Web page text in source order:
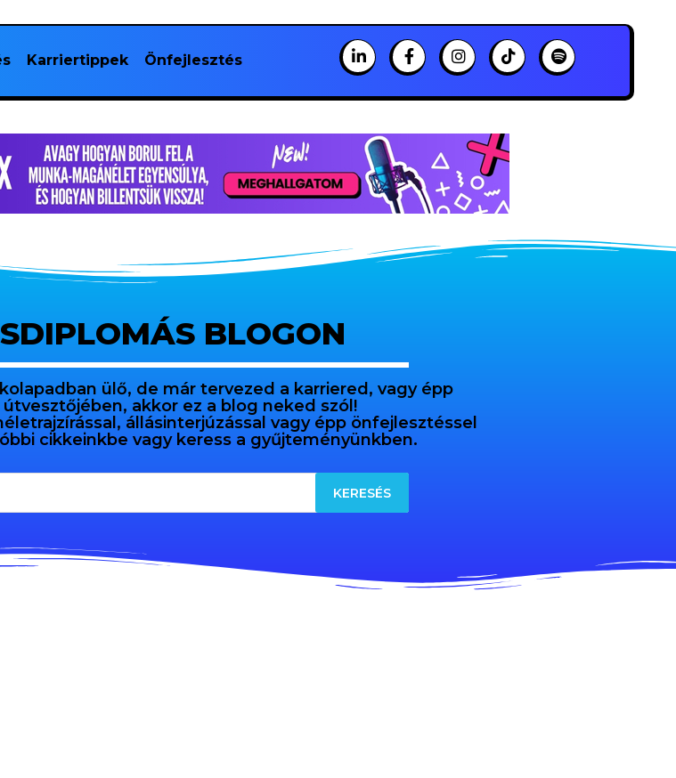
Karriertippek Önfejlesztés
BLOGON
ülő, de már tervezed a karriered, vagy épp
akkor ez a blog neked szól!
állásinterjúzással vagy épp önfejlesztéssel
cikkeinkbe vagy keress a gyűjteményünkben.